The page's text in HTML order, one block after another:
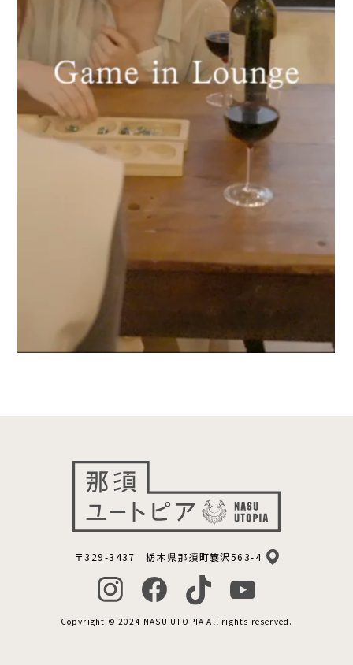
〒329-3437 栃木県那須町簔沢563-4
Copyright © 2024 NASU UTOPIA All rights reserved.